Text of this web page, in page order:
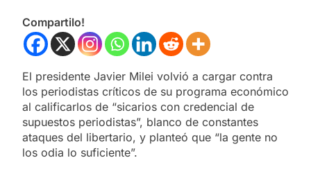
Compartilo!
El presidente Javier Milei volvió a cargar contra
los periodistas críticos de su programa económico
al calificarlos de “sicarios con credencial de
supuestos periodistas”, blanco de constantes
ataques del libertario, y planteó que “la gente no
los odia lo suficiente”.